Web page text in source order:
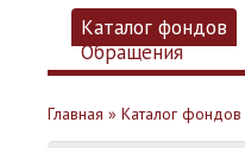
Каталог фондов
Обращения
Главная » Каталог фондов